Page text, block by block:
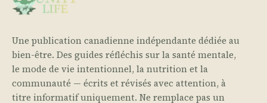
Une publication canadienne indépendante dédiée au
bien-être. Des guides réfléchis sur la santé mentale,
le mode de vie intentionnel, la nutrition et la
communauté — écrits et révisés avec attention, à
titre informatif uniquement. Ne remplace pas un